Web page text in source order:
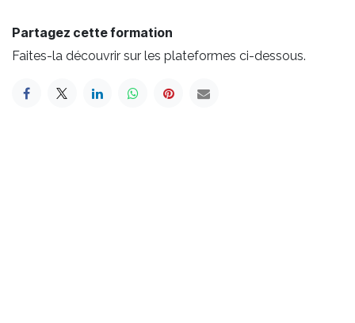
Partagez cette formation
Faites-la découvrir sur les plateformes ci-dessous.